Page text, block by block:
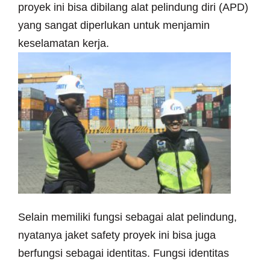
proyek ini bisa dibilang alat pelindung diri (APD)
yang sangat diperlukan untuk menjamin
keselamatan kerja.
Selain memiliki fungsi sebagai alat pelindung,
nyatanya jaket safety proyek ini bisa juga
berfungsi sebagai identitas. Fungsi identitas